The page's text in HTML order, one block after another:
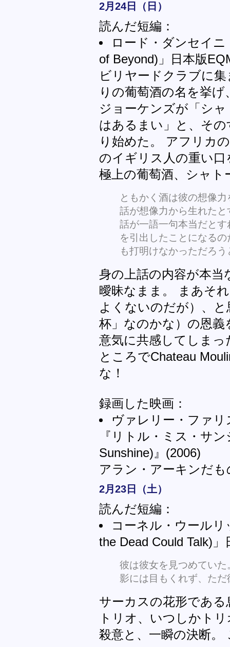
2月24日（日）
読んだ短編：
ロード・ダンセイ
of Beyond)」日本版
ビリヤードクラブに
りの葡萄酒の名を挙
ジョーケンズが「シ
はあるまい」と、そ
り始めた。 アフリカ
のイギリス人の重い
極上の葡萄酒、シャト
ともかく酒は彼の想像
話が想像力から生れた
話が一語一句本当だと
を引出したことになる
も打明けなかっただろ
身の上話の内容が本
曖昧なまま。 まあそ
よくないのだが）、
杯」なのかな）の恩
意気に共感してしまっ
ところでChateau
な！
録画した映画：
ヴァレリー・ファ
『リトル・ミス・サ
Sunshine)』(2006)
アラン・アーキンだも
2月23日（土）
読んだ短編：
コーネル・ウール
the Dead Could Talk)
彼は彼女を見つめてい
影には目もくれず、た
サーカスの花形であ
トリオ、いつしかト
殺意と、一瞬の決断